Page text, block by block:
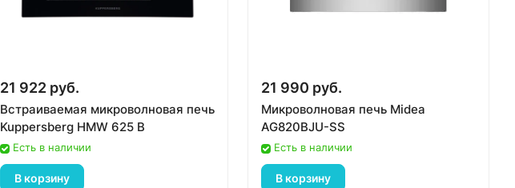
21 922 руб.
Встраиваемая микроволновая печь
Kuppersberg HMW 625 B
Есть в наличии
В корзину
21 990 руб.
Микроволновая печь Midea
AG820BJU-SS
Есть в наличии
В корзину